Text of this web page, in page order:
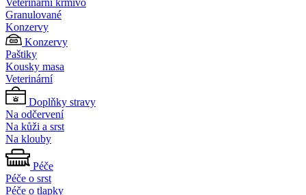
Veterinární krmivo
Granulované
Konzervy
Konzervy
Paštiky
Kousky masa
Veterinární
Doplňky stravy
Na odčervení
Na kůži a srst
Na klouby
Péče
Péče o srst
Péče o tlapky